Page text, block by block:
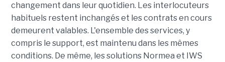
changement dans leur quotidien. Les interlocuteurs
habituels restent inchangés et les contrats en cours
demeurent valables. L'ensemble des services, y
compris le support, est maintenu dans les mêmes
conditions. De même, les solutions Normea et IWS